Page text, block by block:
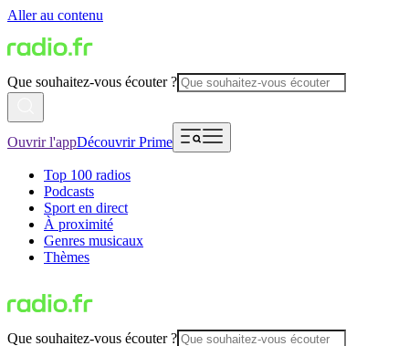
Aller au contenu
Que souhaitez-vous écouter ?
Ouvrir l'appDécouvrir Prime
Top 100 radios
Podcasts
Sport en direct
À proximité
Genres musicaux
Thèmes
Que souhaitez-vous écouter ?